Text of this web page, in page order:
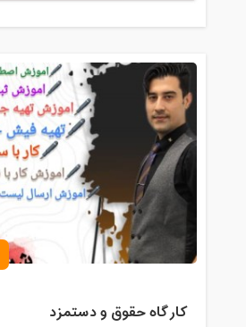
کارگاه حقوق و دستمزد